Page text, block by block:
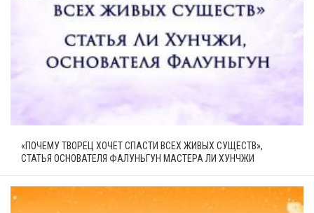
«ПОЧЕМУ ТВОРЕЦ ХОЧЕТ СПАСТИ ВСЕХ ЖИВЫХ СУЩЕСТВ»,
СТАТЬЯ ОСНОВАТЕЛЯ ФАЛУНЬГУН МАСТЕРА ЛИ ХУНЧЖИ